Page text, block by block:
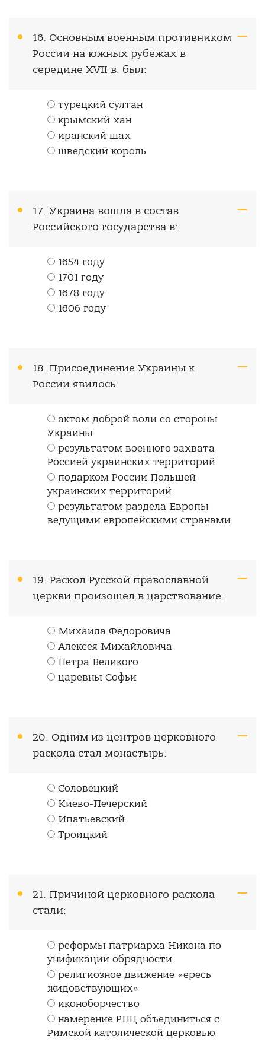
16. Основным военным противником
России на южных рубежах в
середине XVII в. был:
турецкий султан
крымский хан
иранский шах
шведский король
17. Украина вошла в состав
Российского государства в:
1654 году
1701 году
1678 году
1606 году
18. Присоединение Украины к
России явилось:
актом доброй воли со стороны
Украины
результатом военного захвата
Россией украинских территорий
подарком России Польшей
украинских территорий
результатом раздела Европы
ведущими европейскими странами
19. Раскол Русской православной
церкви произошел в царствование:
Михаила Федоровича
Алексея Михайловича
Петра Великого
царевны Софьи
20. Одним из центров церковного
раскола стал монастырь:
Соловецкий
Киево-Печерский
Ипатьевский
Троицкий
21. Причиной церковного раскола
стали:
реформы патриарха Никона по
унификации обрядности
религиозное движение «ересь
жидовствующих»
иконоборчество
намерение РПЦ объединиться с
Римской католической церковью